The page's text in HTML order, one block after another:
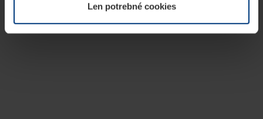
našej webovej stránky.Len potrebné cookies